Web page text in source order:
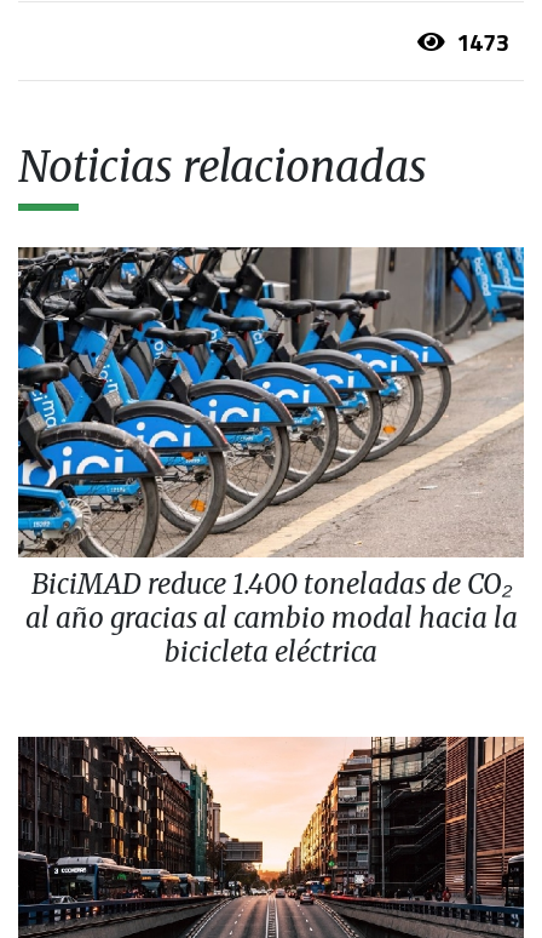
1473
Noticias relacionadas
BiciMAD reduce 1.400 toneladas de CO₂
al año gracias al cambio modal hacia la
bicicleta eléctrica